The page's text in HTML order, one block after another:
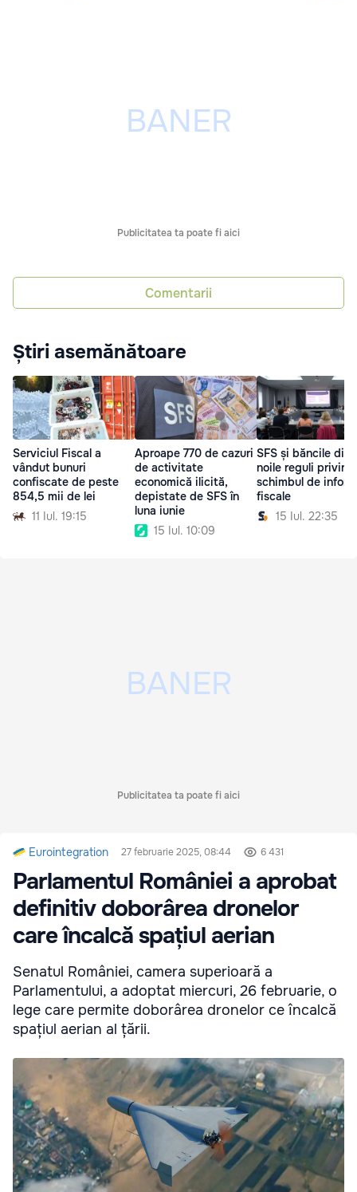
Publicitatea ta poate fi aici
Comentarii
Știri asemănătoare
Serviciul Fiscal a
vândut bunuri
confiscate de peste
854,5 mii de lei
11 Iul. 19:15
Aproape 770 de cazuri
de activitate
economică ilicită,
depistate de SFS în
luna iunie
15 Iul. 10:09
SFS și băncile
noile reguli privind
schimbul de
fiscale
15 Iul. 22:35
Publicitatea ta poate fi aici
Eurointegration 27 februarie 2025, 08:44 6 431
Parlamentul României a aprobat
definitiv doborârea dronelor
care încalcă spațiul aerian
Senatul României, camera superioară a
Parlamentului, a adoptat miercuri, 26 februarie, o
lege care permite doborârea dronelor ce încalcă
spațiul aerian al țării.